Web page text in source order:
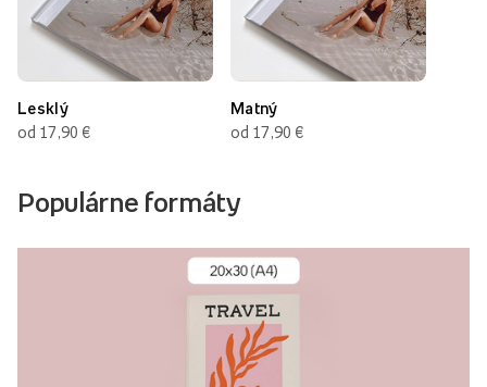
Lesklý
od 17,90 €
Matný
od 17,90 €
Populárne formáty